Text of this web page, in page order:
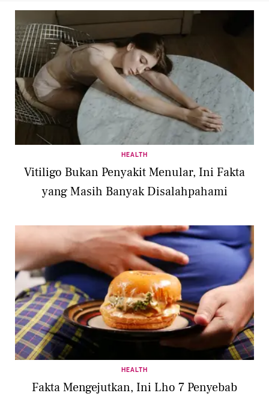
HEALTH
Vitiligo Bukan Penyakit Menular, Ini Fakta
yang Masih Banyak Disalahpahami
HEALTH
Fakta Mengejutkan, Ini Lho 7 Penyebab